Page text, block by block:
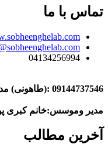
تماس با ما
04134256994
09144737546 :(طاهونی)
مدیر وموسس:خانم کبری پورعیوض
آخرین مطالب